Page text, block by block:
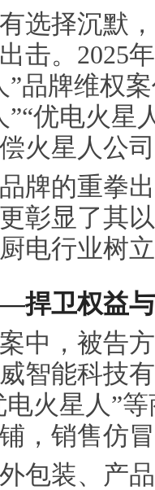
选择沉默
击。2025
”品牌维权
优电火星
火星人公
牌的重拳
彰显了其
电行业树
卫权益与
案中，被告
智能科技
电火星人”
，销售仿
包装、产